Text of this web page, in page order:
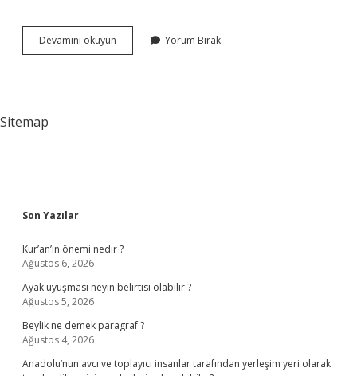
Devamını okuyun
Ile
Yorum Bırak
Sitemap
Sidebar
Son Yazılar
Kur’an’ın önemi nedir ?
Ağustos 6, 2026
Ayak uyuşması neyin belirtisi olabilir ?
Ağustos 5, 2026
Beylik ne demek paragraf ?
Ağustos 4, 2026
Anadolu’nun avcı ve toplayıcı insanlar tarafından yerleşim yeri olarak